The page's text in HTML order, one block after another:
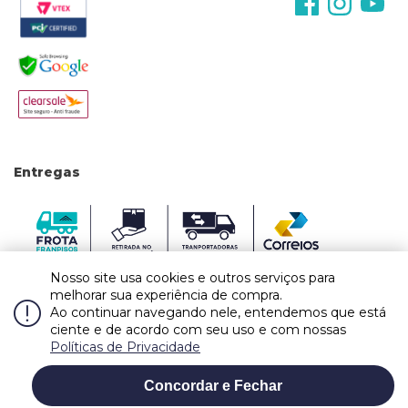
Nosso site usa cookies e outros serviços para
melhorar sua experiência de compra.
Ao continuar navegando nele, entendemos que está
ciente e de acordo com seu uso e com nossas
Políticas de Privacidade
Concordar e Fechar
Entregas
Caso haja divergências de valores nos produtos no site, o preço válido é o do carrinho
de compras. Vendas sujeitas a confirmação de estoque e análise e validação dos
dados. Fotos meramente ilustrativas.
Copyright © Todos os direitos reservados. Franpisos Materiais para Construção LTDA -
WHATSAPP